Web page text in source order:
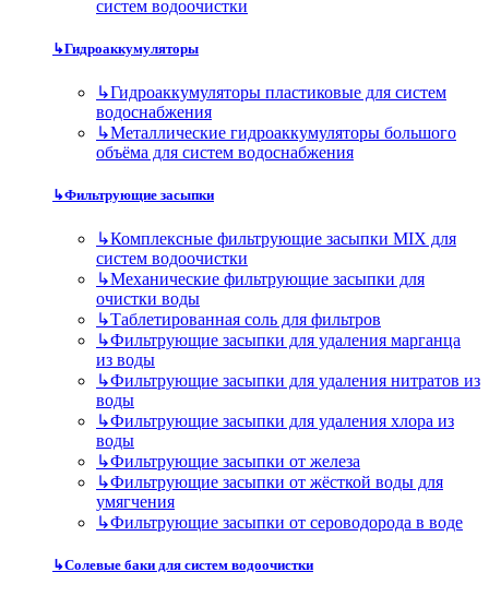
систем водоочистки
↳Гидроаккумуляторы
↳Гидроаккумуляторы пластиковые для систем
водоснабжения
↳Металлические гидроаккумуляторы большого
объёма для систем водоснабжения
↳Фильтрующие засыпки
↳Комплексные фильтрующие засыпки MIX для
систем водоочистки
↳Механические фильтрующие засыпки для
очистки воды
↳Таблетированная соль для фильтров
↳Фильтрующие засыпки для удаления марганца
из воды
↳Фильтрующие засыпки для удаления нитратов из
воды
↳Фильтрующие засыпки для удаления хлора из
воды
↳Фильтрующие засыпки от железа
↳Фильтрующие засыпки от жёсткой воды для
умягчения
↳Фильтрующие засыпки от сероводорода в воде
↳Солевые баки для систем водоочистки